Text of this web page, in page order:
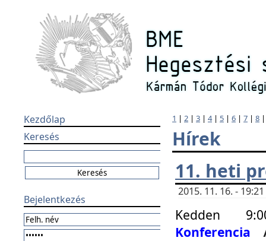
Kezdőlap
Keresés
Bejelentkezés
1 | 2 | 3 | 4| 5 | 6 | 7 | 8
Hírek
11. heti
2015. 11. 16. -
Kedden
Konferencia